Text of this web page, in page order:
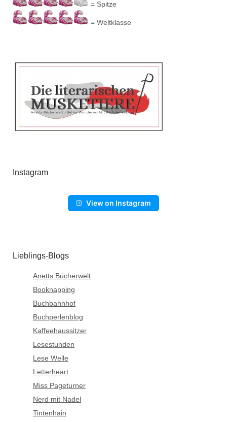
= Spitze
= Weltklasse
Instagram
View on Instagram
Lieblings-Blogs
Anetts Bücherwelt
Booknapping
Buchbahnhof
Buchperlenblog
Kaffeehaussitzer
Lesestunden
Lese Welle
Letterheart
Miss Pageturner
Nerd mit Nadel
Tintenhain